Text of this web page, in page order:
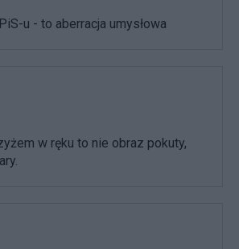
u - to aberracja umysłowa
w ręku to nie obraz pokuty,